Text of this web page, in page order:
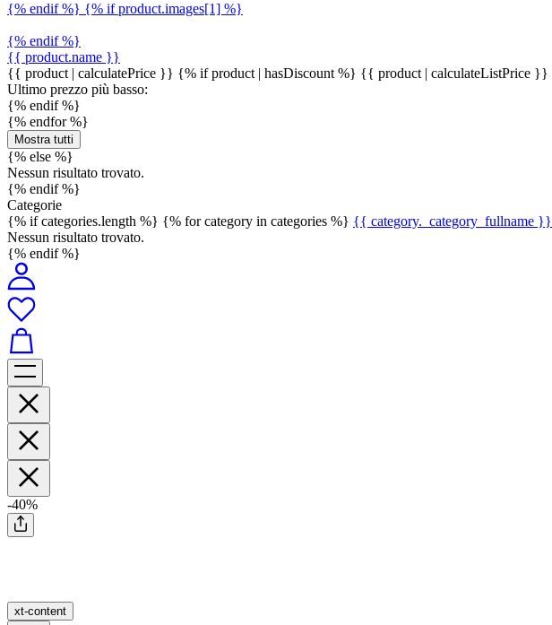
{% endif %} {% if product.images[1] %}
{% endif %}
{{ product.name }}
{{ product | calculatePrice }} {% if product | hasDiscount %} {{ product | calculateListPrice }}
Ultimo prezzo più basso:
{% endif %}
{% endfor %}
Mostra tutti
{% else %}
Nessun risultato trovato.
{% endif %}
Categorie
{% if categories.length %} {% for category in categories %} {{ category._category_fullname }}
Nessun risultato trovato.
{% endif %}
-40%
xt-content